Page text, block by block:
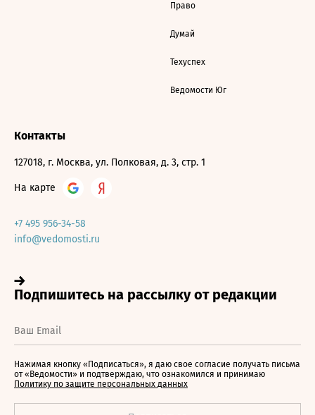
Право
Думай
Техуспех
Ведомости Юг
Контакты
127018, г. Москва, ул. Полковая, д. 3, стр. 1
На карте
+7 495 956-34-58
info@vedomosti.ru
Нажимая кнопку «Подписаться», я даю свое согласие получать письма
от «Ведомости» и подтверждаю, что ознакомился и принимаю
Политику по защите персональных данных